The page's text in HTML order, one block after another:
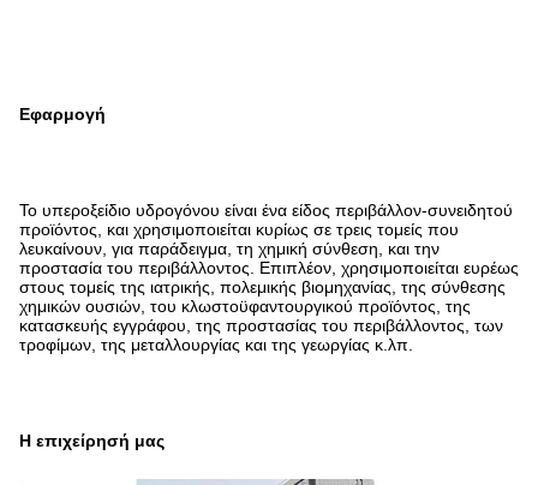
Εφαρμογή
Το υπεροξείδιο υδρογόνου είναι ένα είδος περιβάλλον-συνειδητού
προϊόντος, και χρησιμοποιείται κυρίως σε τρεις τομείς που
λευκαίνουν, για παράδειγμα, τη χημική σύνθεση, και την
προστασία του περιβάλλοντος. Επιπλέον, χρησιμοποιείται ευρέως
στους τομείς της ιατρικής, πολεμικής βιομηχανίας, της σύνθεσης
χημικών ουσιών, του κλωστοϋφαντουργικού προϊόντος, της
κατασκευής εγγράφου, της προστασίας του περιβάλλοντος, των
τροφίμων, της μεταλλουργίας και της γεωργίας κ.λπ.
Η επιχείρησή μας